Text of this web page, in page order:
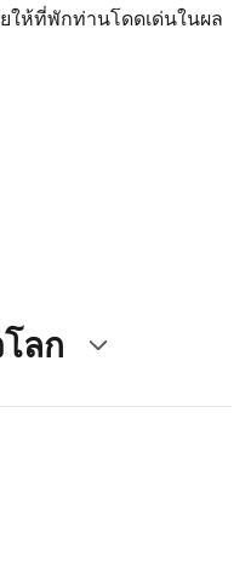
ให้ที่พักท่านโดดเด่นในผล
ลก